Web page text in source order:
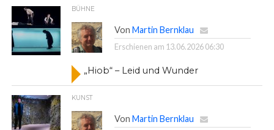
BÜHNE
Von Martin Bernklau
Erschienen am 13.06.2026 06:30
„Hiob“ – Leid und Wunder
KUNST
Von Martin Bernklau